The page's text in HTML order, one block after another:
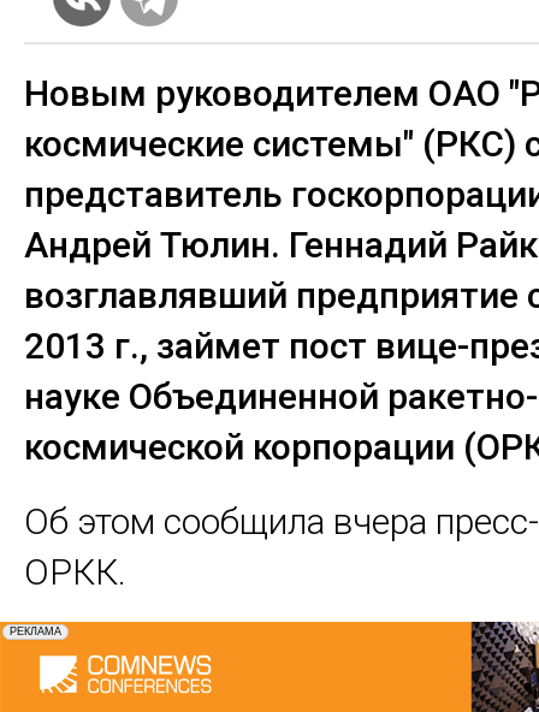
Новым руководителем ОАО
космические системы" (РКС)
представитель
Андрей Тюлин. Геннадий
возглавлявший предприятие
2013 г., займет пост вице-
науке Объединенной ракетно-
космической корпорации
Об этом сообщила вчера
ОРКК.